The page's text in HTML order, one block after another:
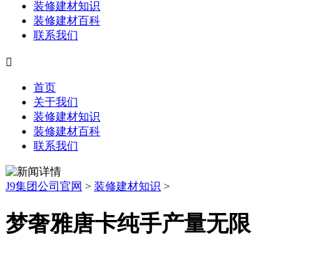
装修建材知识
装修建材百科
联系我们

首页
关于我们
装修建材知识
装修建材百科
联系我们
J9集团公司官网 > 装修建材知识 >
梦奢雅唐卡纯手产量无限